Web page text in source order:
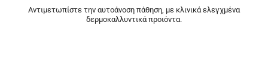
Αντιμετωπίστε την αυτοάνοση πάθηση, με κλινικά ελεγχμένα
δερμοκαλλυντικά προιόντα.